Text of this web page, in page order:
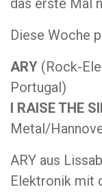
das erste Mal
Diese Woche
ARY (Rock-
Portugal)
I RAISE THE
Metal/
ARY aus
Elektronik mit